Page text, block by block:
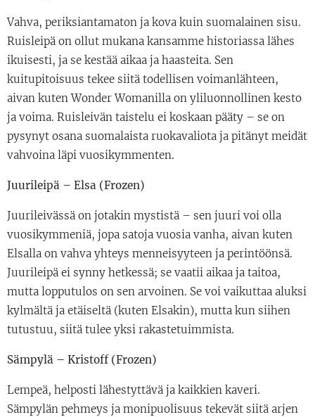
Vahva, periksiantamaton ja kova kuin suomalainen sisu.
Ruisleipä on ollut mukana kansamme historiassa lähes
ikuisesti, ja se kestää aikaa ja haasteita. Sen
kuitupitoisuus tekee siitä todellisen voimanlähteen,
aivan kuten Wonder Womanilla on yliluonnollinen kesto
ja voima. Ruisleivän taistelu ei koskaan pääty – se on
pysynyt osana suomalaista ruokavaliota ja pitänyt meidät
vahvoina läpi vuosikymmenten.
Juurileipä – Elsa (Frozen)
Juurileivässä on jotakin mystistä – sen juuri voi olla
vuosikymmeniä, jopa satoja vuosia vanha, aivan kuten
Elsalla on vahva yhteys menneisyyteen ja perintöönsä.
Juurileipä ei synny hetkessä; se vaatii aikaa ja taitoa,
mutta lopputulos on sen arvoinen. Se voi vaikuttaa aluksi
kylmältä ja etäiseltä (kuten Elsakin), mutta kun siihen
tutustuu, siitä tulee yksi rakastetuimmista.
Sämpylä – Kristoff (Frozen)
Lempeä, helposti lähestyttävä ja kaikkien kaveri.
Sämpylän pehmeys ja monipuolisuus tekevät siitä arjen